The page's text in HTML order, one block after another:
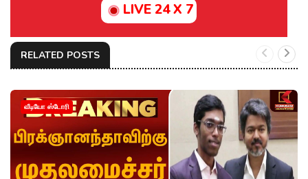
LIVE 24 X 7
RELATED POSTS
வீடியோ ஸ்டோரி